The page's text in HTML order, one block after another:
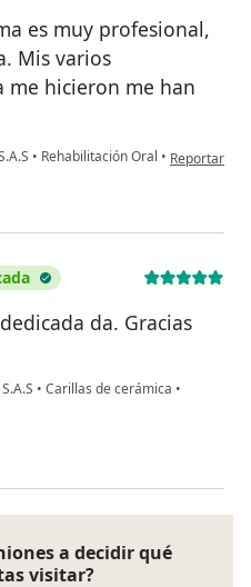
es muy profesional,
Mis varios
me hicieron me han
• Rehabilitación Oral • en opinión
Reportar
da. Gracias
• Carillas de cerámica •
a decidir qué
visitar?